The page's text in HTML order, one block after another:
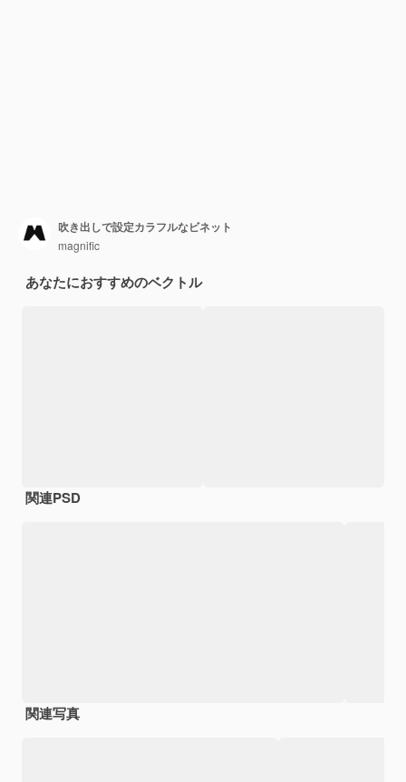
吹き出しで設定カラフルなビネット
magnific
あなたにおすすめのベクトル
関連PSD
関連写真